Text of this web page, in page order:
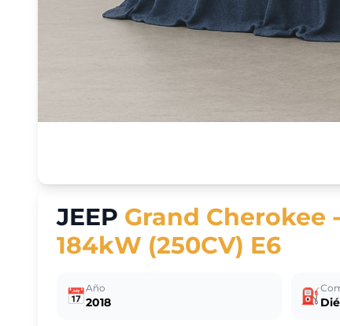
JEEP Grand Cherokee
184kW (250CV) E6
📅Año
2018 ⛽